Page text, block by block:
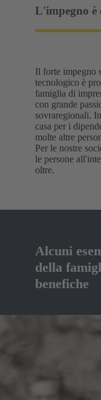
L'impegno è
Il forte impegno
tecnologico è
famiglia di
con grande
sovraregionali.
casa per i
molte altre
Per le nostre
le persone
oltre.
Alcuni
della
benefiche